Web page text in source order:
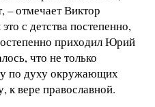
– отмечает Виктор
с детства постепенно,
приходил Юрий
что не только
по духу окружающих
к вере православной.